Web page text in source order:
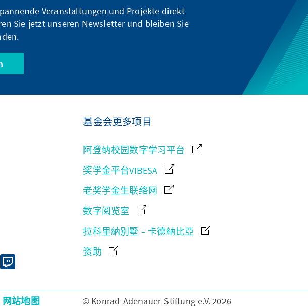
Veranstaltungen und Projekte direkt
Sie jetzt unseren Newsletter und bleiben Sie
基金会更多项目
阿登纳校园数字学习平台
奖学金平台VIBESA
老奖学金生联络网
数字阅览室
拉科里納別墅 – 卡德納比亞
资助
网站地图 © Konrad-Adenauer-Stiftung e.V. 2026